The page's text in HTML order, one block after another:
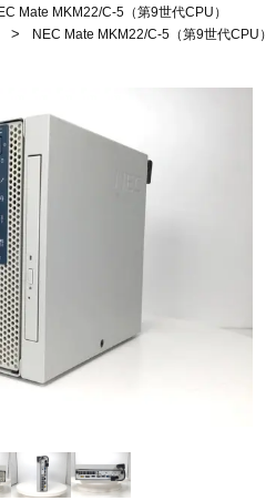
Mate MKM22/C-5（第9世代CPU）
> NEC Mate MKM22/C-5（第9世代CPU）